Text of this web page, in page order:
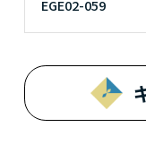
EGE02-059